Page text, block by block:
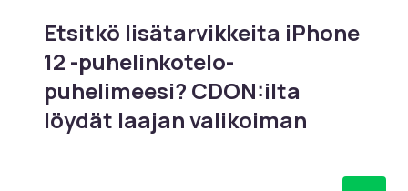
Etsitkö lisätarvikkeita iPhone
12 -puhelinkotelo-
puhelimeesi? CDON:ilta
löydät laajan valikoiman